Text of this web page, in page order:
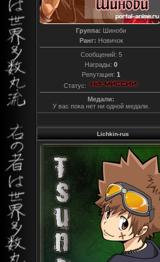
Группа: Шиноби
Ранг: Новичок
Сообщений: 5
Награды: 0
Репутация: 1
Статус:
Медали:
У вас пока нет ни одной медали.
Lichkin-rus